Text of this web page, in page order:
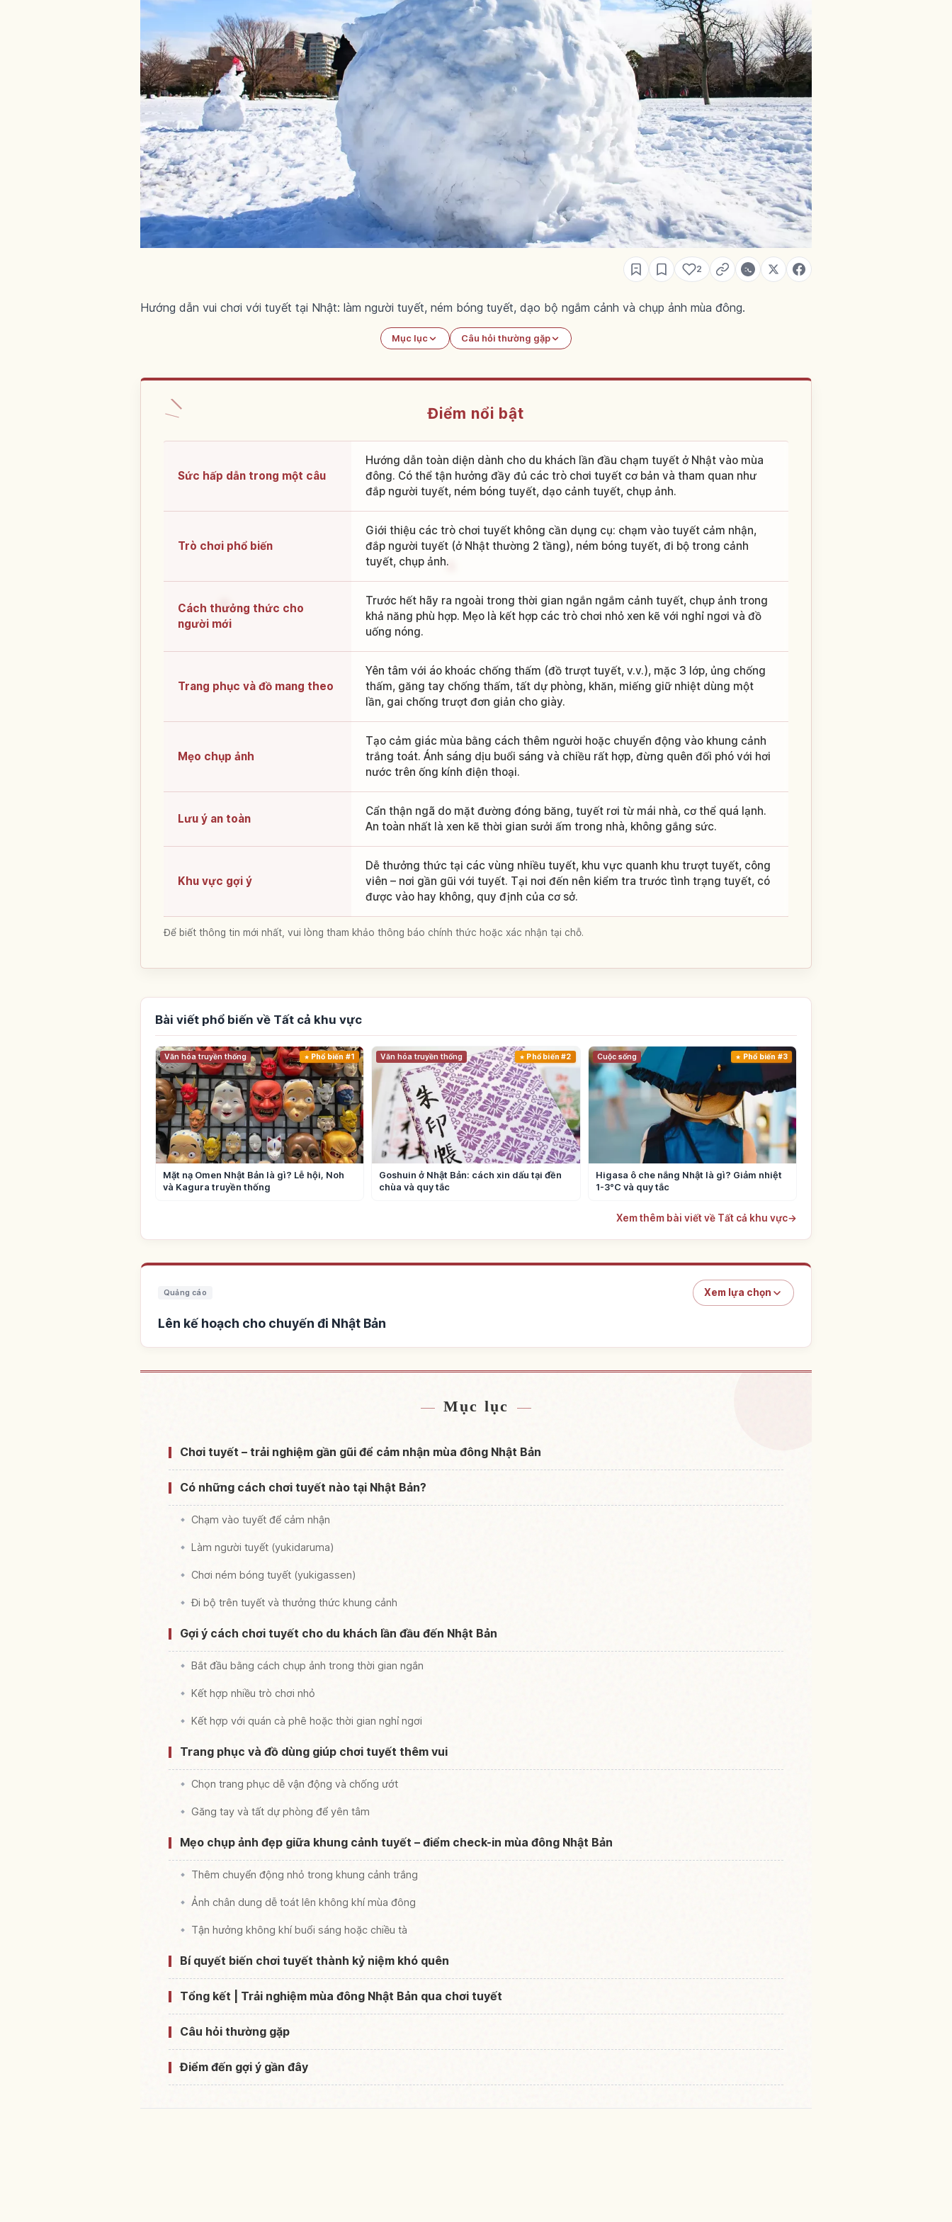
2
Hướng dẫn vui chơi với tuyết tại Nhật: làm người tuyết, ném bóng tuyết, dạo bộ ngắm cảnh và chụp ảnh mùa đông.
Mục lục Câu hỏi thường gặp
Điểm nổi bật
Sức hấp dẫn trong một câu
Hướng dẫn toàn diện dành cho du khách lần đầu chạm tuyết ở Nhật vào mùa
đông. Có thể tận hưởng đầy đủ các trò chơi tuyết cơ bản và tham quan như
đắp người tuyết, ném bóng tuyết, dạo cảnh tuyết, chụp ảnh.
Trò chơi phổ biến
Giới thiệu các trò chơi tuyết không cần dụng cụ: chạm vào tuyết cảm nhận,
đắp người tuyết (ở Nhật thường 2 tầng), ném bóng tuyết, đi bộ trong cảnh
tuyết, chụp ảnh.
Cách thưởng thức cho
người mới
Trước hết hãy ra ngoài trong thời gian ngắn ngắm cảnh tuyết, chụp ảnh trong
khả năng phù hợp. Mẹo là kết hợp các trò chơi nhỏ xen kẽ với nghỉ ngơi và đồ
uống nóng.
Trang phục và đồ mang theo
Yên tâm với áo khoác chống thấm (đồ trượt tuyết, v.v.), mặc 3 lớp, ủng chống
thấm, găng tay chống thấm, tất dự phòng, khăn, miếng giữ nhiệt dùng một
lần, gai chống trượt đơn giản cho giày.
Mẹo chụp ảnh
Tạo cảm giác mùa bằng cách thêm người hoặc chuyển động vào khung cảnh
trắng toát. Ánh sáng dịu buổi sáng và chiều rất hợp, đừng quên đối phó với hơi
nước trên ống kính điện thoại.
Lưu ý an toàn
Cẩn thận ngã do mặt đường đóng băng, tuyết rơi từ mái nhà, cơ thể quá lạnh.
An toàn nhất là xen kẽ thời gian sưởi ấm trong nhà, không gắng sức.
Khu vực gợi ý
Dễ thưởng thức tại các vùng nhiều tuyết, khu vực quanh khu trượt tuyết, công
viên – nơi gần gũi với tuyết. Tại nơi đến nên kiểm tra trước tình trạng tuyết, có
được vào hay không, quy định của cơ sở.
Để biết thông tin mới nhất, vui lòng tham khảo thông báo chính thức hoặc xác nhận tại chỗ.
Bài viết phổ biến về Tất cả khu vực
Văn hóa truyền thống Phổ biến #1
Mặt nạ Omen Nhật Bản là gì? Lễ hội, Noh
và Kagura truyền thống
Văn hóa truyền thống Phổ biến #2
Goshuin ở Nhật Bản: cách xin dấu tại đền
chùa và quy tắc
Cuộc sống Phổ biến #3
Higasa ô che nắng Nhật là gì? Giảm nhiệt
1-3°C và quy tắc
Xem thêm bài viết về Tất cả khu vực→
Quảng cáo Xem lựa chọn
Lên kế hoạch cho chuyến đi Nhật Bản
Mục lục
Chơi tuyết – trải nghiệm gần gũi để cảm nhận mùa đông Nhật Bản
Có những cách chơi tuyết nào tại Nhật Bản?
Chạm vào tuyết để cảm nhận
Làm người tuyết (yukidaruma)
Chơi ném bóng tuyết (yukigassen)
Đi bộ trên tuyết và thưởng thức khung cảnh
Gợi ý cách chơi tuyết cho du khách lần đầu đến Nhật Bản
Bắt đầu bằng cách chụp ảnh trong thời gian ngắn
Kết hợp nhiều trò chơi nhỏ
Kết hợp với quán cà phê hoặc thời gian nghỉ ngơi
Trang phục và đồ dùng giúp chơi tuyết thêm vui
Chọn trang phục dễ vận động và chống ướt
Găng tay và tất dự phòng để yên tâm
Mẹo chụp ảnh đẹp giữa khung cảnh tuyết – điểm check-in mùa đông Nhật Bản
Thêm chuyển động nhỏ trong khung cảnh trắng
Ảnh chân dung dễ toát lên không khí mùa đông
Tận hưởng không khí buổi sáng hoặc chiều tà
Bí quyết biến chơi tuyết thành kỷ niệm khó quên
Tổng kết | Trải nghiệm mùa đông Nhật Bản qua chơi tuyết
Câu hỏi thường gặp
Điểm đến gợi ý gần đây